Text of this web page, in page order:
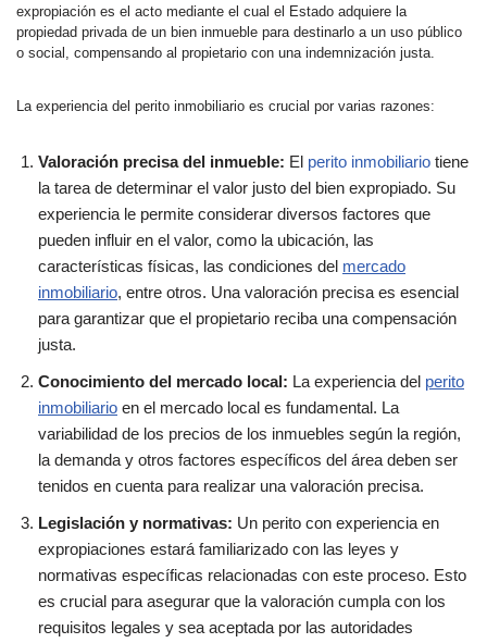
expropiación es el acto mediante el cual el Estado adquiere la
propiedad privada de un bien inmueble para destinarlo a un uso público
o social, compensando al propietario con una indemnización justa.
La experiencia del perito inmobiliario es crucial por varias razones:
Valoración precisa del inmueble: El perito inmobiliario tiene
la tarea de determinar el valor justo del bien expropiado. Su
experiencia le permite considerar diversos factores que
pueden influir en el valor, como la ubicación, las
características físicas, las condiciones del mercado
inmobiliario, entre otros. Una valoración precisa es esencial
para garantizar que el propietario reciba una compensación
justa.
Conocimiento del mercado local: La experiencia del perito
inmobiliario en el mercado local es fundamental. La
variabilidad de los precios de los inmuebles según la región,
la demanda y otros factores específicos del área deben ser
tenidos en cuenta para realizar una valoración precisa.
Legislación y normativas: Un perito con experiencia en
expropiaciones estará familiarizado con las leyes y
normativas específicas relacionadas con este proceso. Esto
es crucial para asegurar que la valoración cumpla con los
requisitos legales y sea aceptada por las autoridades